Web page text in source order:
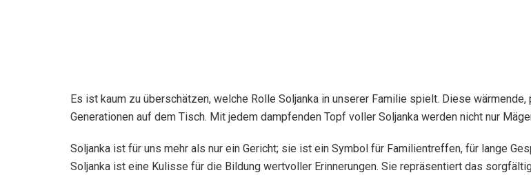
Es ist kaum zu überschätzen, welche Rolle Soljanka in unserer Familie spielt. Diese
Generationen auf dem Tisch. Mit jedem dampfenden Topf voller Soljanka werden nicht nur
Soljanka ist für uns mehr als nur ein Gericht; sie ist ein Symbol für Familientreffen, für lange
Soljanka ist eine Kulisse für die Bildung wertvoller Erinnerungen. Sie repräsentiert das